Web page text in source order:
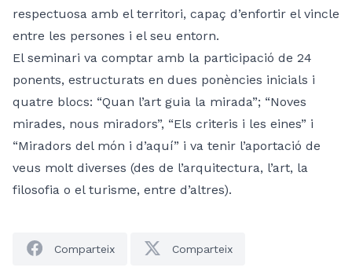
respectuosa amb el territori, capaç d’enfortir el vincle
entre les persones i el seu entorn.
El seminari va comptar amb la participació de 24
ponents, estructurats en dues ponències inicials i
quatre blocs: “Quan l’art guia la mirada”; “Noves
mirades, nous miradors”, “Els criteris i les eines” i
“Miradors del món i d’aquí” i va tenir l’aportació de
veus molt diverses (des de l’arquitectura, l’art, la
filosofia o el turisme, entre d’altres).
Comparteix Comparteix